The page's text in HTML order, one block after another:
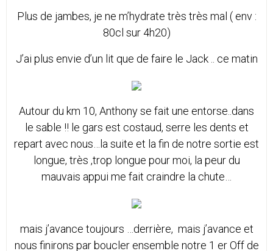
Plus de jambes, je ne m’hydrate très très mal ( env :
80cl sur 4h20)
J’ai plus envie d’un lit que de faire le Jack .. ce matin
Autour du km 10, Anthony se fait une entorse..dans
le sable !! le gars est costaud, serre les dents et
repart avec nous…la suite et la fin de notre sortie est
longue, très ,trop longue pour moi, la peur du
mauvais appui me fait craindre la chute…
mais j’avance toujours …derrière, mais j’avance et
nous finirons par boucler ensemble notre 1 er Off de